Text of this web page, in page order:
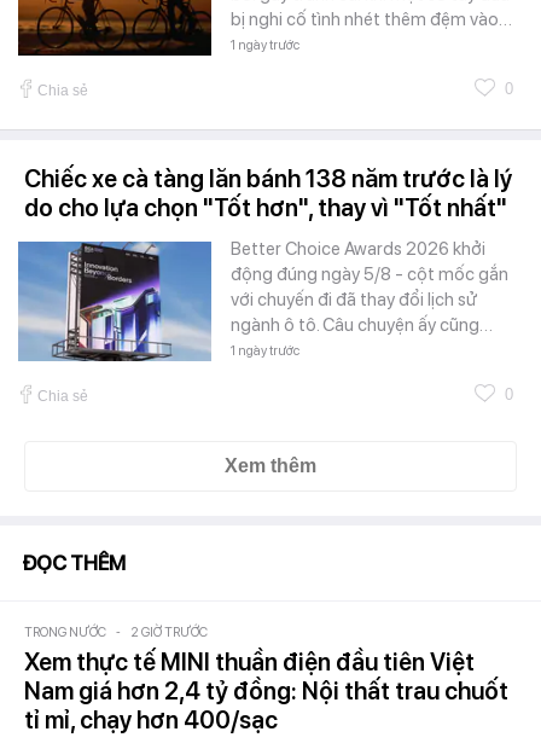
bị nghi cố tình nhét thêm đệm vào…
1 ngày trước
Chia sẻ 0
Chiếc xe cà tàng lăn bánh 138 năm trước là lý
do cho lựa chọn "Tốt hơn", thay vì "Tốt nhất"
Better Choice Awards 2026 khởi
động đúng ngày 5/8 - cột mốc gắn
với chuyến đi đã thay đổi lịch sử
ngành ô tô. Câu chuyện ấy cũng…
1 ngày trước
Chia sẻ 0
Xem thêm
ĐỌC THÊM
TRONG NƯỚC - 2 GIỜ TRƯỚC
Xem thực tế MINI thuần điện đầu tiên Việt
Nam giá hơn 2,4 tỷ đồng: Nội thất trau chuốt
tỉ mỉ, chạy hơn 400/sạc